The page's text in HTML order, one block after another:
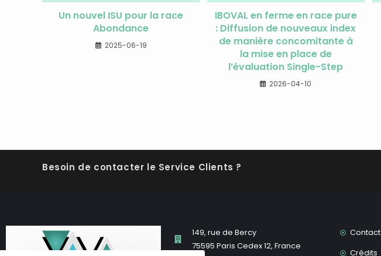
Un nouvel ISU pour la race
Abondance
2025-06-19
IBOVAL en ferme en race pure
: Diffusion de nouveaux index
de manière concomitante à
la mise en place de
l’évaluation Single-Step
2026-04-10
Besoin de contacter le Service Clients ?
149, rue de Bercy
75595 Paris Cedex 12, France
Contact
Crédits